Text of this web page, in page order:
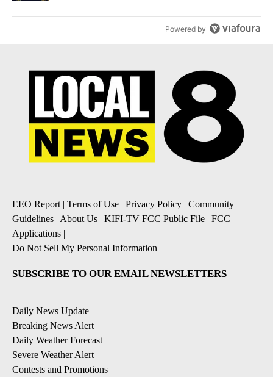
Powered by
EEO Report | Terms of Use | Privacy Policy | Community
Guidelines | About Us | KIFI-TV FCC Public File | FCC
Applications |
Do Not Sell My Personal Information
SUBSCRIBE TO OUR EMAIL NEWSLETTERS
Daily News Update
Breaking News Alert
Daily Weather Forecast
Severe Weather Alert
Contests and Promotions